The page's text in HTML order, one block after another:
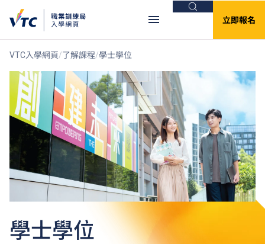
搜尋
立即報名
VTC入學網頁 了解課程 學士學位
學士學位